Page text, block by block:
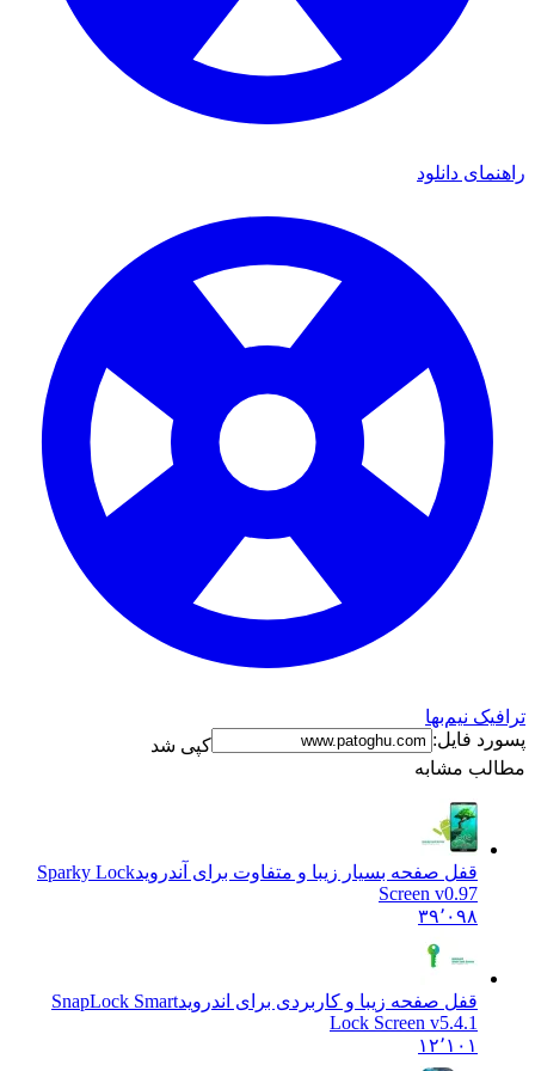
دانلود
نیم‌بها
فایل:
کپی شد
مشابه
قفل صفحه بسیار زیبا و متفاوت برای آندروید Sparky Lock
Screen v0.97
۳۹٬۰۹۸
قفل صفحه زیبا و کاربردی برای اندروید SnapLock Smart
Lock Screen v5.4.1
۱۲٬۱۰۱